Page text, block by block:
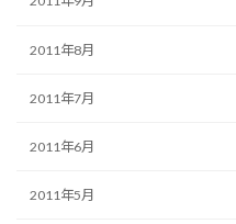
2011年8月
2011年7月
2011年6月
2011年5月